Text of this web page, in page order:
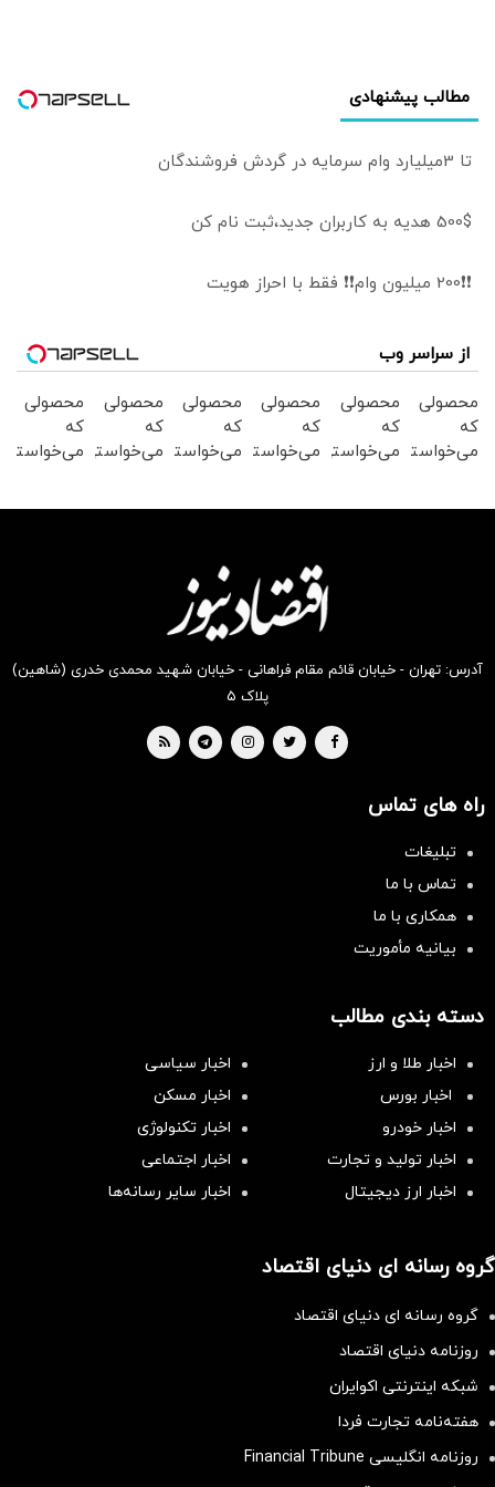
مطالب پیشنهادی
تا 3میلیارد وام سرمایه در گردش فروشندگان
500$ هدیه به کاربران جدید،ثبت نام کن
❗❗200 میلیون وام❗❗ فقط با احراز هویت
از سراسر وب
محصولی
که
می‌خواستی
محصولی
که
می‌خواستی
محصولی
که
می‌خواستی
بخر !
محصولی
که
می‌خواستی
بخر !
محصولی
که
می‌خواستی
محصولی
که
می‌خواستی
آدرس: تهران - خیابان قائم مقام فراهانی - خیابان شهید محمدی خدری (شاهین)
پلاک ۵
راه های تماس
تبلیغات
تماس با ما
همکاری با ما
بیانیه مأموریت
دسته بندی مطالب
اخبار طلا و ارز
اخبار سیاسی
اخبار بورس
اخبار مسکن
اخبار خودرو
اخبار تکنولوژی
اخبار تولید و تجارت
اخبار اجتماعی
اخبار ارز دیجیتال
اخبار سایر رسانه‌‌ها
گروه رسانه ای دنیای اقتصاد
گروه رسانه ای دنیای اقتصاد
روزنامه دنیای اقتصاد
شبکه اینترنتی اکوایران
هفته‌نامه تجارت فردا
روزنامه انگلیسی Financial Tribune